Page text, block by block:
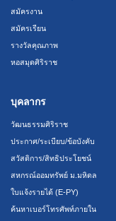
สมัครงาน
สมัครเรียน
รางวัลคุณภาพ
หอสมุดศิริราช
บุคลากร
วัฒนธรรมศิริราช
ประกาศ/ระเบียบ/ข้อบังคับ
สวัสดิการ/สิทธิประโยชน์
สหกรณ์ออมทรัพย์ ม.มหิดล
ใบแจ้งรายได้ (E-PY)
ค้นหาเบอร์โทรศัพท์ภายใน